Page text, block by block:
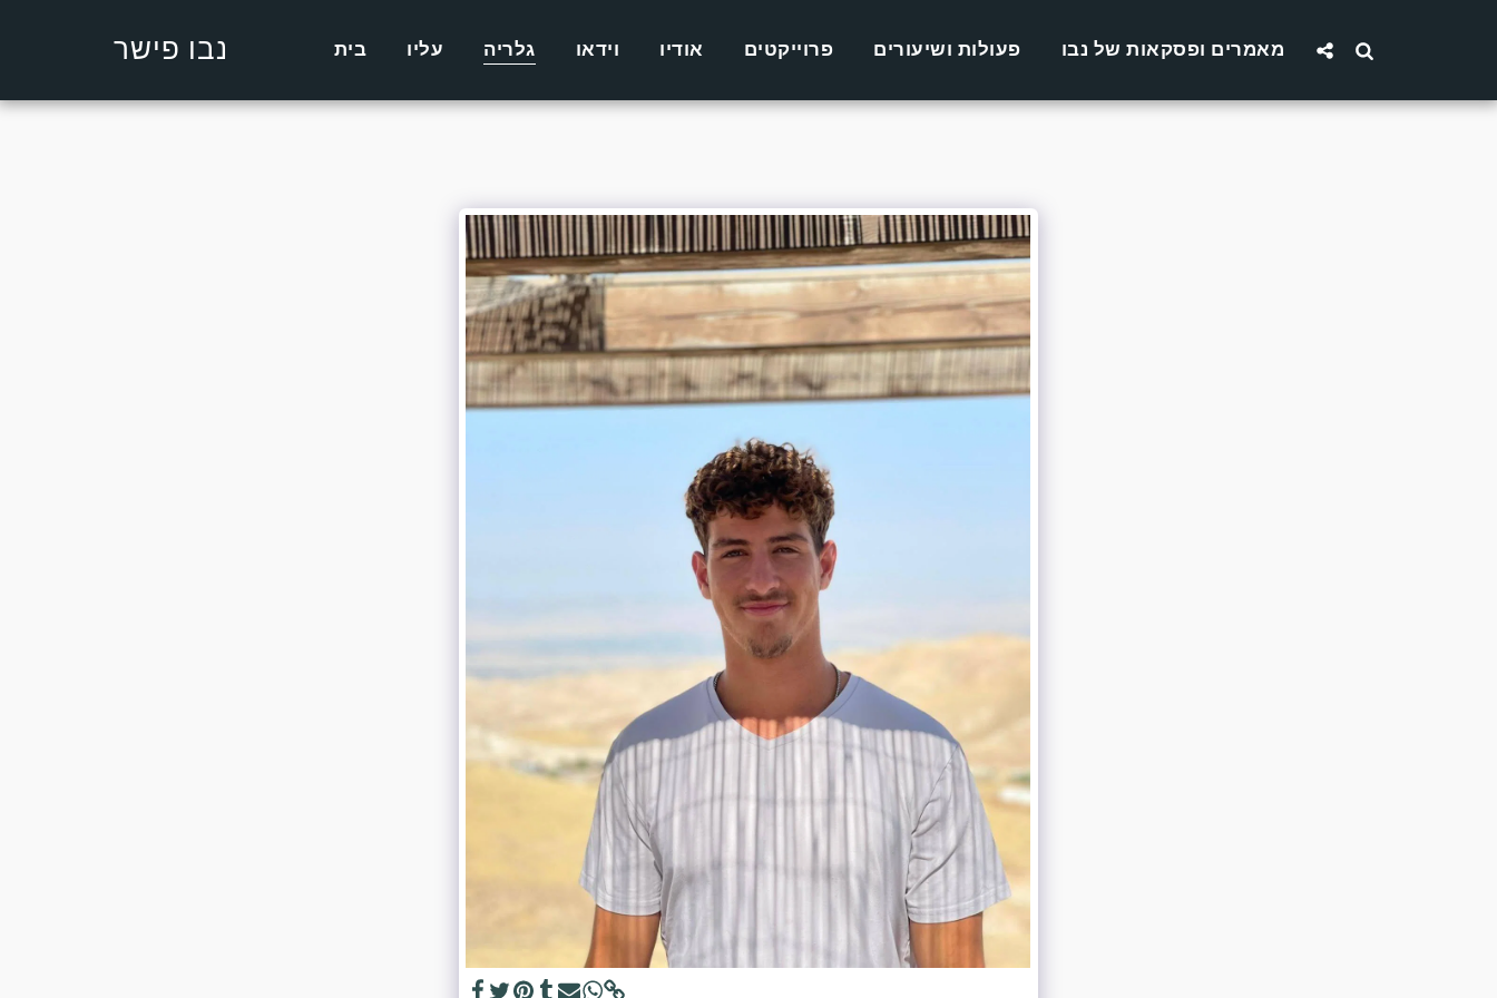
נבו פישר בית עליו גלריה וידאו אודיו פרוייקטים פעולות ושיעורים מאמרים ופסקאות של נבו